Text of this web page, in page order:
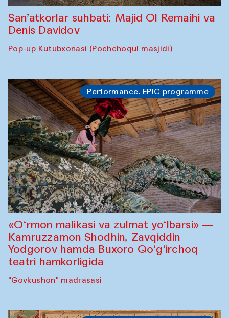
San’atkorlar suhbati: Majid Ol Remaihi va
Denis Davidov
Pop-up Kutubxonasi (Pochchoqul masjidi)
Performance. EPIC programme
«O‘rmon malikasi va zulmat yo‘lbarsi» —
Kamruzzamon Shodhin, Zavqiddin
Yodgorov hamda Buxoro Qo‘g‘irchoq
teatri hamkorligida
"Govkushon" madrasasi